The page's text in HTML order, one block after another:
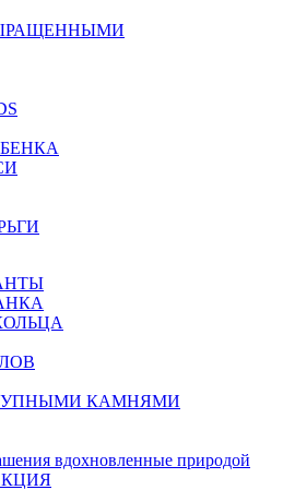
КАМНЯМИ
вдохновленные природой